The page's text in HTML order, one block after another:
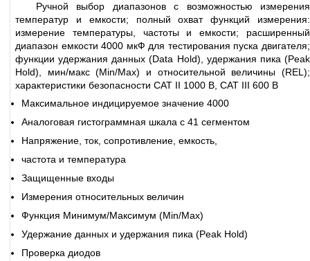
Ручной выбор диапазонов с возможностью измерения
температур и емкости; полный охват функций измерения:
измерение температуры, частоты и емкости; расширенный
диапазон емкости 4000 мкФ для тестирования пуска двигателя;
функции удержания данных (Data Hold), удержания пика (Peak
Hold), мин/макс (Min/Max) и относительной величины (REL);
характеристики безопасности CAT II 1000 В, CAT III 600 В
Максимальное индицируемое значение 4000
Аналоговая гистограммная шкала с 41 сегментом
Напряжение, ток, сопротивление, емкость,
частота и температура
Защищенные входы
Измерения относительных величин
Функция Минимум/Максимум (Min/Max)
Удержание данных и удержания пика (Peak Hold)
Проверка диодов